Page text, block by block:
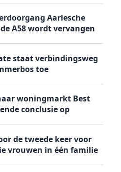
Aarlesche
A58 wordt vervangen
staat verbindingsweg
toe
woningmarkt Best
conclusie op
de tweede keer voor
vrouwen in één familie